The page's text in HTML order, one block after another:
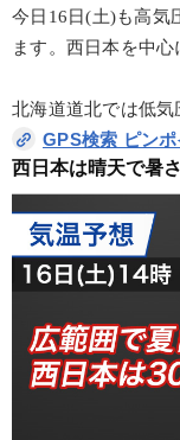
今日16日(土)も高気
ます。西日本を中
北海道道北では低気
GPS検索 ピン
西日本は晴天で暑